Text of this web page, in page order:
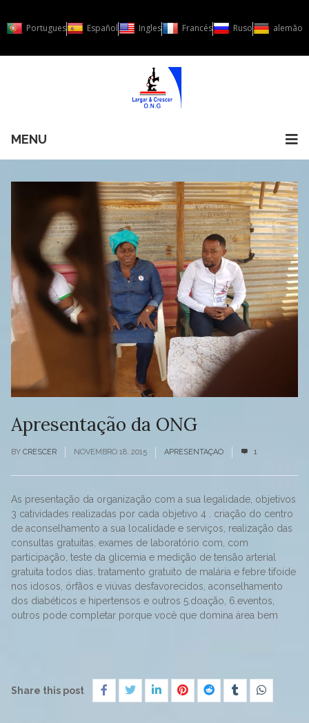
Portugues Español Ingles Francés Ruso alemão
MENU
Apresentação da ONG
BY CRESCER NOVEMBRO 18, 2015 APRESENTAÇAO 1
As presentação da organização com a sua legalidade, objetivos
3 catividades realizadas por cada objetivo 4 . criação do centro
de aconselhamento a sua localidade e serviços, realização das
consultas gratuitas, exames de laboratório com, com
participação, teste da glicemia e medição de tensão arterial
gratuita todos dias, tratamento gratuito de malária e febre tifoide
nos idosos, órfãos e viúvas desfavorecidos, aconselhamento
dos diabéticos e hipertensos e outros 5.doação, 6.eventos,
outros pode completar porque você que domina área bem
Share this post